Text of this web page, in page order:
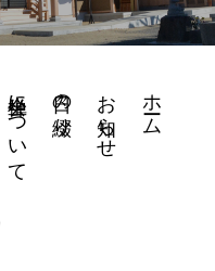
ホーム
お知らせ
日々の綴り
坐禅会について